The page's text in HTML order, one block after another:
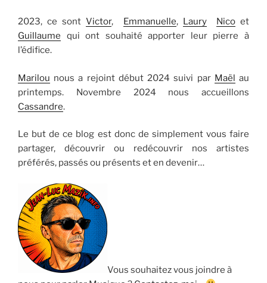
2023, ce sontVictor, Emmanuelle, Laury Nicoet
Guillaume qui ont souhaité apporter leur pierre à
l’édifice.
Marilou nous a rejoint début 2024 suivi par Maël au
printemps. Novembre 2024 nous accueillons
Cassandre.
Le but de ce blog est donc de simplement vous faire
partager, découvrir ou redécouvrir nos artistes
préférés, passés ou présents et en devenir…
Vous souhaitez vous joindre à